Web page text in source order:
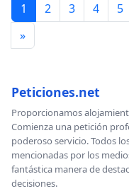
1 2 3 4 5
»
Peticiones.net
Proporcionamos
Comienza una petición
poderoso servicio. Todos
mencionadas por los
fantástica manera de
decisiones.